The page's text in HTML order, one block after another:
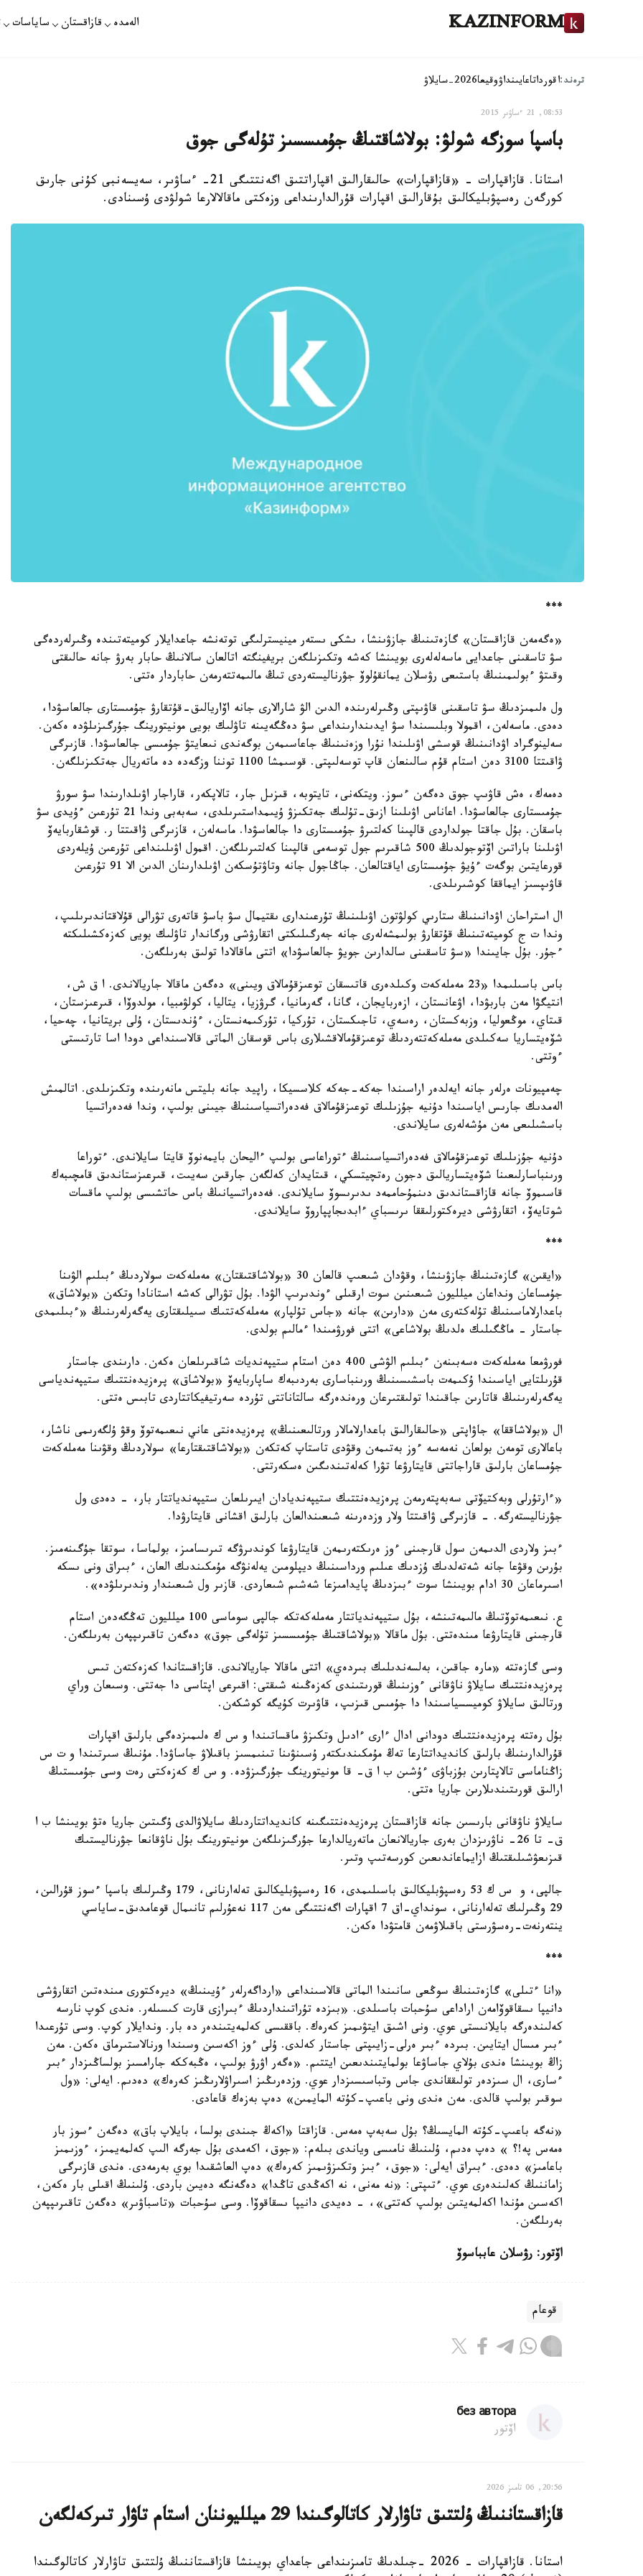
KAZINFORM الەمدە قازاقستان ساياسات
ترەند:اقورداتاعايىنداۋوقيعا2026-سايلاۋ
08:53, 21 ءساۋىر 2015
باسپا سوزگە شولۋ: بولاشاقتىڭ جۇمىسسىز تۇلەگى جوق
استانا. قازاقپارات - «قازاقپارات» حالىقارالىق اقپاراتتىق اگەنتتىگى 21- ءساۋىر، سەيسەنبى كۇنى جارىق
كورگەن رەسپۋبليكالىق بۇقارالىق اقپارات قۇرالدارىنداعى وزەكتى ماقالالارعا شولۋدى ۇسىنادى.
***
«ەگەمەن قازاقستان» گازەتىنىڭ جازۋىنشا، ىشكى ىستەر مينيسترلىگى توتەنشە جاعدايلار كوميتەتىندە وڭىرلەردەگى
سۋ تاسقىنى جاعدايى ماسەلەلەرى بويىنشا كەشە وتكىزىلگەن بريفينگتە اتالعان سالانىڭ حابار بەرۋ جانە حالىقتى
وقىتۋ ءبولىمىنىڭ باستىعى رۋسلان يمانقۇلوۆ جۋرناليستەردى تىڭ مالىمەتتەرمەن حاباردار ەتتى.
ول ەلىمىزدىڭ سۋ تاسقىنى قاۋىپتى وڭىرلەرىندە الدىن الۋ شارالارى جانە اۆاريالىق-قۇتقارۋ جۇمىستارى جالعاسۋدا،
دەدى. ماسەلەن، اقمولا وبلىسىندا سۋ ايدىندارىنداعى سۋ دەڭگەيىنە تاۋلىك بويى مونيتورينگ جۇرگىزىلۋدە ەكەن.
سەلينوگراد اۋدانىنىڭ قوسشى اۋىلىندا نۇرا وزەنىنىڭ جاعاسىمەن بوگەندى نىعايتۋ جۇمىسى جالعاسۋدا. قازىرگى
ۋاقىتتا 3100 دەن استام قۇم سالىنعان قاپ توسەلىپتى. قوسىمشا 1100 توننا وزگەدە دە ماتەريال جەتكىزىلگەن.
دەمەك، ەش قاۋىپ جوق دەگەن ءسوز. ويتكەنى، تايتوبە، قىزىل جار، تالاپكەر، قاراجار اۋىلدارىندا سۋ سورۋ
جۇمىستارى جالعاسۋدا. اعاناس اۋىلىنا ازىق-تۇلىك جەتكىزۋ ۇيىمداستىرىلدى، سەبەبى وندا 21 تۇرعىن ءۇيدى سۋ
باسقان. بۇل جاقتا جولداردى قالپىنا كەلتىرۋ جۇمىستارى دا جالعاسۋدا. ماسەلەن، قازىرگى ۋاقىتتا ر. قوشقاربايەۆ
اۋىلىنا باراتىن اۆتوجولدىڭ 500 شاقىرىم جول توسەمى قالپىنا كەلتىرىلگەن. اقمول اۋىلىنداعى تۇرعىن ۇيلەردى
قورعايتىن بوگەت ءۇيۋ جۇمىستارى اياقتالعان. جاڭاجول جانە وتاۋتۇسكەن اۋىلدارىنان الدىن الا 91 تۇرعىن
قاۋىپسىز ايماققا كوشىرىلدى.
ال استراحان اۋدانىنىڭ ستارىي كولۋتون اۋىلىنىڭ تۇرعىندارى ىقتيمال سۋ باسۋ قاتەرى تۋرالى قۇلاقتاندىرىلىپ،
وندا ت ج كوميتەتىنىڭ قۇتقارۋ بولىمشەلەرى جانە جەرگىلىكتى اتقارۋشى ورگاندار تاۋلىك بويى كەزەكشىلىكتە
ءجۇر. بۇل جايىندا «سۋ تاسقىنى سالدارىن جويۋ جالعاسۋدا» اتتى ماقالادا تولىق بەرىلگەن.
باس باسىلىمدا «23 مەملەكەت وكىلدەرى قاتىسقان توعىزقۇمالاق ويىنى» دەگەن ماقالا جاريالاندى. ا ق ش،
انتيگۋا مەن باربۋدا، اۋعانستان، ازەربايجان، گانا، گەرمانيا، گرۋزيا، يتاليا، كولۋمبيا، مولدوۆا، قىرعىزستان،
قىتاي، موڭعوليا، وزبەكستان، رەسەي، تاجىكستان، تۇركيا، تۇركىمەنستان، ءۇندىستان، ۇلى بريتانيا، چەحيا،
شۆەيتساريا سەكىلدى مەملەكەتتەردىڭ توعىزقۇمالاقشىلارى باس قوسقان الماتى قالاسىنداعى دودا اسا تارتىستى
ءوتتى.
چەمپيونات ەرلەر جانە ايەلدەر اراسىندا جەكە-جەكە كلاسسيكا، راپيد جانە بليتس مانەرىندە وتكىزىلدى. اتالمىش
الەمدىك جارىس اياسىندا دۇنيە جۇزىلىك توعىزقۇمالاق فەدەراتسياسىنىڭ جيىنى بولىپ، وندا فەدەراتسيا
باسشىلىعى مەن مۇشەلەرى سايلاندى.
دۇنيە جۇزىلىك توعىزقۇمالاق فەدەراتسياسىنىڭ ءتوراعاسى بولىپ ءاليحان بايمەنوۆ قايتا سايلاندى. ءتوراعا
ورىنباسارلىعىنا شۆەيتساريالىق دجون رەتچيتسكي، قىتايدان كەلگەن جارقىن سەيىت، قىرعىزستاندىق قامچىبەك
قاسىموۆ جانە قازاقستاندىق دىنمۇحاممەد ىدىرىسوۆ سايلاندى. فەدەراتسيانىڭ باس حاتشىسى بولىپ ماقسات
شوتايەۆ، اتقارۋشى ديرەكتورلىققا ىرىسباي ءابدىجاپپاروۆ سايلاندى.
***
«ايقىن» گازەتىنىڭ جازۋىنشا، وقۋدان شىعىپ قالعان 30 «بولاشاقتىقتان» مەملەكەت سولاردىڭ ءبىلىم الۋىنا
جۇمساعان ونداعان ميلليون شىعىنىن سوت ارقىلى ءوندىرىپ الۋدا. بۇل تۋرالى كەشە استانادا وتكەن «بولاشاق»
باعدارلاماسىنىڭ تۇلەكتەرى مەن «دارىن» جانە «جاس تۇلپار» مەملەكەتتىك سىيلىقتارى يەگەرلەرىنىڭ «ءبىلىمدى
جاستار - ماڭگىلىك ەلدىڭ بولاشاعى» اتتى فورۋمىندا ءمالىم بولدى.
فورۋمعا مەملەكەت ەسەبىنەن ءبىلىم الۋشى 400 دەن استام ستيپەنديات شاقىرىلعان ەكەن. دارىندى جاستار
قۇرىلتايى اياسىندا ۇكىمەت باسشىسىنىڭ ورىنباسارى بەردىبەك ساپاربايەۆ «بولاشاق» پرەزيدەنتتىك ستيپەندياسى
يەگەرلەرىنىڭ قاتارىن جاقىندا تولىقتىرعان ورەندەرگە سالتاناتتى تۇردە سەرتيفيكاتتاردى تابىس ەتتى.
ال «بولاشاققا» جاۋاپتى «حالىقارالىق باعدارلامالار ورتالىعىنىڭ» پرەزيدەنتى عاني نىعىمەتوۆ وقۋ ۇلگەرىمى ناشار،
باعالارى تومەن بولعان نەمەسە ءوز بەتىمەن وقۋدى تاستاپ كەتكەن «بولاشاقتىقتارعا» سولاردىڭ وقۋىنا مەملەكەت
جۇمساعان بارلىق قاراجاتتى قايتارۋعا تۋرا كەلەتىندىگىن ەسكەرتتى.
«ءارتۇرلى وبەكتيۆتى سەبەپتەرمەن پرەزيدەنتتىك ستيپەنديادان ايىرىلعان ستيپەندياتتار بار، - دەدى ول
جۋرناليستەرگە. - قازىرگى ۋاقىتتا ولار وزدەرىنە شىعىندالعان بارلىق اقشانى قايتارۋدا.
ءبىز ولاردى الدىمەن سول قارجىنى ءوز ەرىكتەرىمەن قايتارۋعا كوندىرۋگە تىرىسامىز، بولماسا، سوتقا جۇگىنەمىز.
بۇرىن وقۋعا جانە شەتەلدىك ۇزدىك عىلىم ورداسىنىڭ ديپلومىن يەلەنۋگە مۇمكىندىك العان، ءبىراق ونى ىسكە
اسىرماعان 30 ادام بويىنشا سوت ءبىزدىڭ پايدامىزعا شەشىم شىعاردى. قازىر ول شىعىندار وندىرىلۋدە».
ع. نىعىمەتوۆتىڭ مالىمەتىنشە، بۇل ستيپەندياتتار مەملەكەتكە جالپى سوماسى 100 ميلليون تەڭگەدەن استام
قارجىنى قايتارۋعا مىندەتتى. بۇل ماقالا «بولاشاقتىڭ جۇمىسسىز تۇلەگى جوق» دەگەن تاقىرىپپەن بەرىلگەن.
وسى گازەتتە «مارە جاقىن، بەلسەندىلىك بىردەي» اتتى ماقالا جاريالاندى. قازاقستاندا كەزەكتەن تىس
پرەزيدەنتتىك سايلاۋ ناۋقانى ءوزىنىڭ قورىتىندى كەزەڭىنە شىقتى: اقىرعى اپتاسى دا جەتتى. وسىعان وراي
ورتالىق سايلاۋ كوميسسياسىندا دا جۇمىس قىزىپ، قاۋىرت كۇيگە كوشكەن.
بۇل رەتتە پرەزيدەنتتىك دودانى ادال ءارى ءادىل وتكىزۋ ماقساتىندا و س ك ەلىمىزدەگى بارلىق اقپارات
قۇرالدارىنىڭ بارلىق كانديداتتارعا تەڭ مۇمكىندىكتەر ۇسىنۋىنا تىنىمسىز باقىلاۋ جاساۋدا. مۇنىڭ سىرتىندا و ت س
زاڭناماسى تالاپتارىن بۇزباۋى ءۇشىن ب ا ق- قا مونيتورينگ جۇرگىزۋدە. و س ك كەزەكتى رەت وسى جۇمىستىڭ
ارالىق قورىتىندىلارىن جاريا ەتتى.
سايلاۋ ناۋقانى بارىسىن جانە قازاقستان پرەزيدەنتتىگىنە كانديداتتاردىڭ سايلاۋالدى ۇگىتىن جاريا ەتۋ بويىنشا ب ا
ق- تا 26- ناۋرىزدان بەرى جاريالانعان ماتەريالدارعا جۇرگىزىلگەن مونيتورينگ بۇل ناۋقانعا جۋرناليستىك
قىزىعۋشىلىقتىڭ ازايماعاندىعىن كورسەتىپ وتىر.
جالپى، و س ك 53 رەسپۋبليكالىق باسىلىمدى، 16 رەسپۋبليكالىق تەلەارنانى، 179 وڭىرلىك باسپا ءسوز قۇرالىن،
29 وڭىرلىك تەلەارنانى، سونداي-اق 7 اقپارات اگەنتتىگى مەن 117 نەعۇرلىم تانىمال قوعامدىق-ساياسي
ينتەرنەت-رەسۋرستى باقىلاۋمەن قامتۋدا ەكەن.
***
«انا ءتىلى» گازەتىنىڭ سوڭعى سانىندا الماتى قالاسىنداعى «ارداگەرلەر ءۇيىنىڭ» ديرەكتورى مىندەتىن اتقارۋشى
دانيپا ىسقاقوۆامەن اراداعى سۇحبات باسىلدى. «بىزدە تۇراتىنداردىڭ ءبىرازى قارت كىسىلەر. ەندى كوپ نارسە
كەلىندەرگە بايلانىستى عوي. ونى اشىق ايتۋىمىز كەرەك. باققىسى كەلمەيتىندەر دە بار. وندايلار كوپ. وسى تۇرعىدا
ءبىر مىسال ايتايىن. بىردە ءبىر ەرلى-زايىپتى جاستار كەلدى. ۇلى ءوز اكەسىن وسىندا ورنالاستىرماق ەكەن. مەن
زاڭ بويىنشا ەندى بۇلاي جاساۋعا بولمايتىندىعىن ايتتىم. «ەگەر اۋرۋ بولىپ، ەڭبەككە جارامسىز بولساڭىزدار ءبىر
ءسارى، ال سىزدەر تولىققاندى جاس وتباسىسىزدار عوي. وزدەرىڭىز اسىراۋلارىڭىز كەرەك» دەدىم. ايەلى: «ول
سوقىر بولىپ قالدى. مەن ەندى ونى باعىپ-كۇتە المايمىن» دەپ بەزەك قاعادى.
«نەگە باعىپ-كۇتە المايسىڭ؟ بۇل سەبەپ ەمەس. قازاقتا «اكەڭ جىندى بولسا، بايلاپ باق» دەگەن ءسوز بار
ەمەس پە!؟ » دەپ ەدىم، ۇلىنىڭ نامىسى وياندى بىلەم: «جوق، اكەمدى بۇل جەرگە الىپ كەلمەيمىز، ءوزىمىز
باعامىز» دەدى. ءبىراق ايەلى: «جوق، ءبىز وتكىزۋىمىز كەرەك» دەپ العاشقىدا بوي بەرمەدى. ەندى قازىرگى
زاماننىڭ كەلىندەرى عوي. ءتىپتى: «نە مەنى، نە اكەڭدى تاڭدا» دەگەنگە دەيىن باردى. ۇلىنىڭ اقىلى بار ەكەن،
اكەسىن مۇندا اكەلمەيتىن بولىپ كەتتى»، - دەيدى دانيپا ىسقاقوۆا. وسى سۇحبات «تاسباۋىر» دەگەن تاقىرىپپەن
بەرىلگەن.
اۆتور: رۋسلان عابباسوۆ
قوعام
без автора
اۆتور
20:56, 06 تامىز 2026
قازاقستاننىڭ ۇلتتىق تاۋارلار كاتالوگىندا 29 ميلليوننان استام تاۋار تىركەلگەن
استانا. قازاقپارات - 2026 -جىلدىڭ تامىزىنداعى جاعداي بويىنشا قازاقستاننىڭ ۇلتتىق تاۋارلار كاتالوگىندا